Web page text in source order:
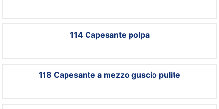
114 Capesante polpa
118 Capesante a mezzo guscio pulite